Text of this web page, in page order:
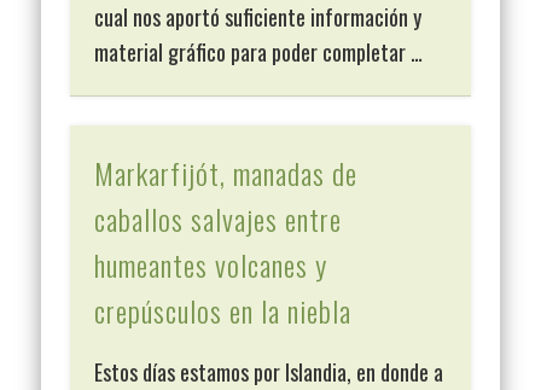
cual nos aportó suficiente información y
material gráfico para poder completar …
Markarfijót, manadas de
caballos salvajes entre
humeantes volcanes y
crepúsculos en la niebla
Estos días estamos por Islandia, en donde a